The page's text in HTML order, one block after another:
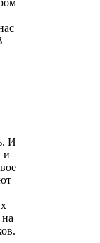
И
и